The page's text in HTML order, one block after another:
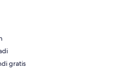
gratis